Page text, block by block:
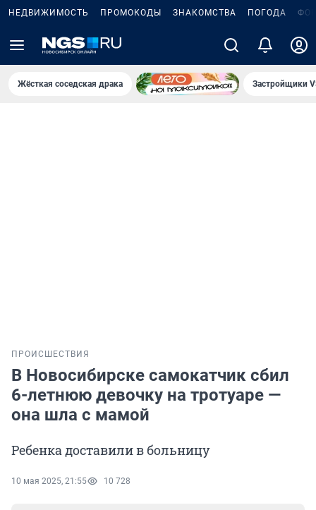
НЕДВИЖИМОСТЬ ПРОМОКОДЫ ЗНАКОМСТВА ПОГОДА
Жёсткая соседская драка Застройщики
ПРОИСШЕСТВИЯ
В Новосибирске самокатчик сбил
6-летнюю девочку на тротуаре —
она шла с мамой
Ребенка доставили в больницу
10 мая 2025, 21:55 10 728